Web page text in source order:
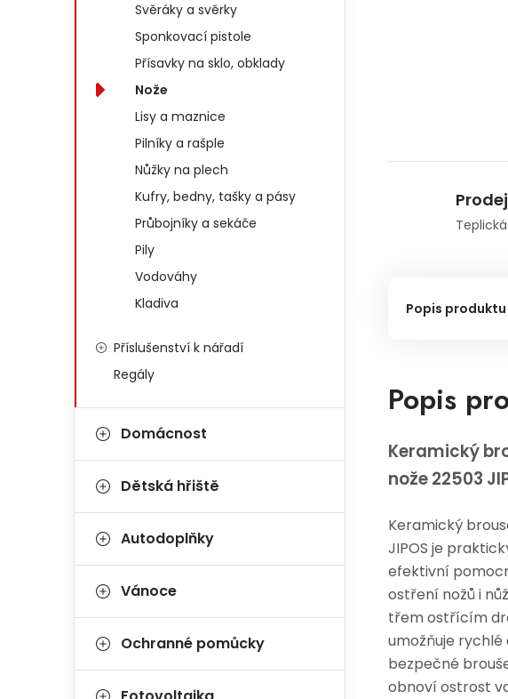
Svěráky a svěrky
Sponkovací pistole
Přísavky na sklo, obklady
Nože
Lisy a maznice
Pilníky a rašple
Nůžky na plech
Kufry, bedny, tašky a pásy
Průbojníky a sekáče
Pily
Vodováhy
Kladiva
Příslušenství k nářadí
Regály
Domácnost
Dětská hřiště
Autodoplňky
Vánoce
Ochranné pomůcky
Popis produktu
Popis
Keramický
nože 22503
Keramický
JIPOS je
efektivní
ostření nožů i
třem ostřícím
umožňuje rychlé
bezpečné
obnoví ostrost